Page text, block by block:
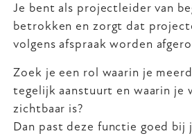
Je bent als projectleider van
betrokken en zorgt dat
volgens afspraak worden
Zoek je een rol waarin je
tegelijk aanstuurt en waarin je
zichtbaar is?
Dan past deze functie goed bij